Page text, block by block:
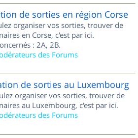
de sorties en région Corse
organiser vos sorties, trouver de
en Corse, c'est par ici.
: 2A, 2B.
des Forums
de sorties au Luxembourg
organiser vos sorties, trouver de
au Luxembourg, c'est par ici.
des Forums